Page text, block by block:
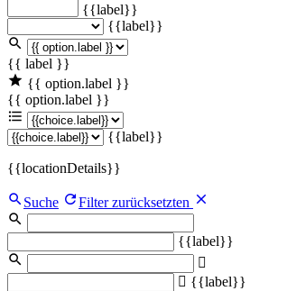
{{label}}
{{label}}
{{ label }}
{{ option.label }}
{{ option.label }}
{{label}}
{{locationDetails}}
Suche Filter zurücksetzten
{{label}}
{{label}}